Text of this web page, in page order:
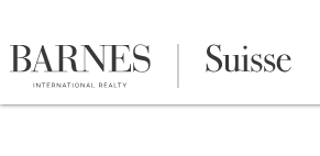
5 photos